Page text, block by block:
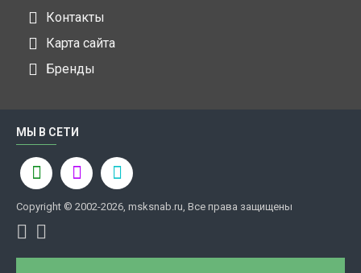
Контакты
Карта сайта
Бренды
МЫ В СЕТИ
Copyright © 2002-2026, msksnab.ru, Все права защищены